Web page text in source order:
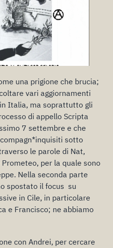
una prigione che brucia;
vari aggiornamenti
Italia, ma soprattutto gli
di appello Scripta
7 settembre e che
sotto
le parole di Nat,
per la quale sono
Nella seconda parte
spostato il focus su
in Cile, in particolare
e Francisco; ne abbiamo
con Andrei, per cercare